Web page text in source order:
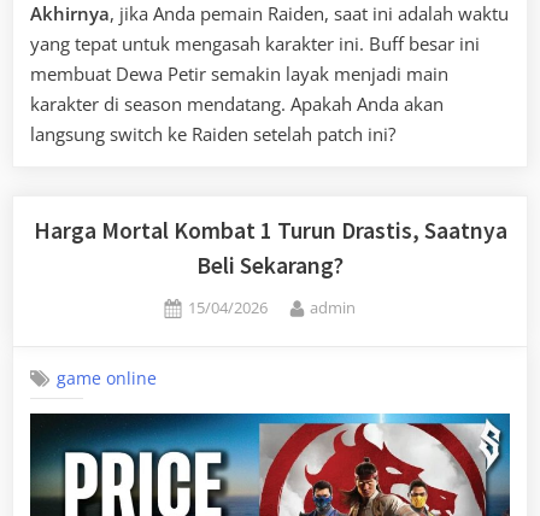
Akhirnya, jika Anda pemain Raiden, saat ini adalah waktu
yang tepat untuk mengasah karakter ini. Buff besar ini
membuat Dewa Petir semakin layak menjadi main
karakter di season mendatang. Apakah Anda akan
langsung switch ke Raiden setelah patch ini?
Harga Mortal Kombat 1 Turun Drastis, Saatnya
Beli Sekarang?
Posted
15/04/2026 By
admin
game online